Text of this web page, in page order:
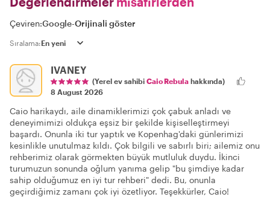
Çeviren:Google-Orijinali göster
Sıralama:
IVANEY
(Yerel ev sahibi Caio Rebula hakkında)
8 August 2026
Caio harikaydı, aile dinamiklerimizi çok çabuk anladı ve
deneyimimizi oldukça eşsiz bir şekilde kişiselleştirmeyi
başardı. Onunla iki tur yaptık ve Kopenhag'daki günlerimizi
kesinlikle unutulmaz kıldı. Çok bilgili ve sabırlı biri; ailemiz onu
rehberimiz olarak görmekten büyük mutluluk duydu. İkinci
turumuzun sonunda oğlum yanıma gelip "bu şimdiye kadar
sahip olduğumuz en iyi tur rehberi" dedi. Bu, onunla
geçirdiğimiz zamanı çok iyi özetliyor. Teşekkürler, Caio!